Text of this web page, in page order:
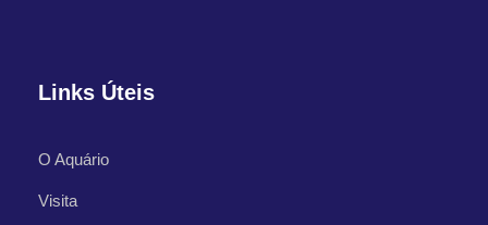
Links Úteis
O Aquário
Visita